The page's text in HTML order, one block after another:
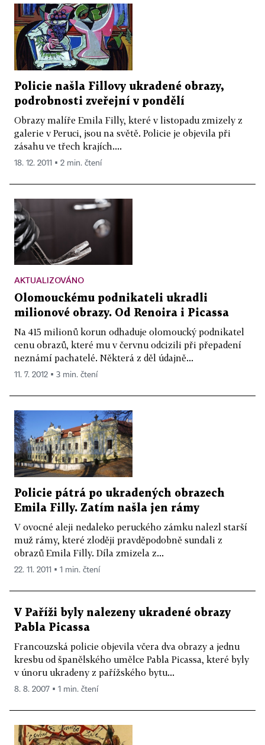
Policie našla Fillovy ukradené obrazy,
podrobnosti zveřejní v pondělí
Obrazy malíře Emila Filly, které v listopadu zmizely z
galerie v Peruci, jsou na světě. Policie je objevila při
zásahu ve třech krajích....
18. 12. 2011 ▪ 2 min. čtení
AKTUALIZOVÁNO
Olomouckému podnikateli ukradli
milionové obrazy. Od Renoira i Picassa
Na 415 milionů korun odhaduje olomoucký podnikatel
cenu obrazů, které mu v červnu odcizili při přepadení
neznámí pachatelé. Některá z děl údajně...
11. 7. 2012 ▪ 3 min. čtení
Policie pátrá po ukradených obrazech
Emila Filly. Zatím našla jen rámy
V ovocné aleji nedaleko peruckého zámku nalezl starší
muž rámy, které zloději pravděpodobně sundali z
obrazů Emila Filly. Díla zmizela z...
22. 11. 2011 ▪ 1 min. čtení
V Paříži byly nalezeny ukradené obrazy
Pabla Picassa
Francouzská policie objevila včera dva obrazy a jednu
kresbu od španělského umělce Pabla Picassa, které byly
v únoru ukradeny z pařížského bytu...
8. 8. 2007 ▪ 1 min. čtení